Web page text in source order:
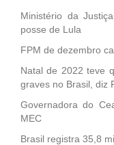
Ministério da
posse de Lula
FPM de dezembro
Natal de 2022 teve
graves no Brasil, diz
Governadora do
MEC
Brasil registra 35,8